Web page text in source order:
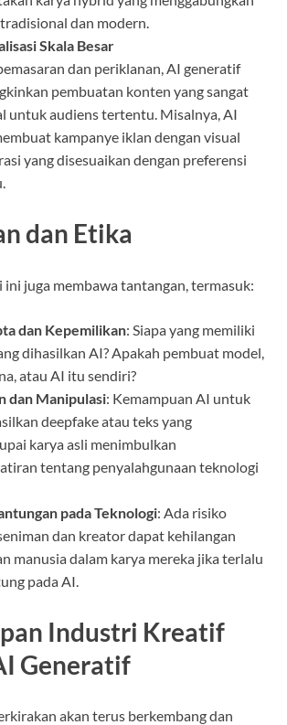
dan modern.
Skala Besar
dan periklanan, AI generatif
pembuatan konten yang sangat
untuk audiens tertentu. Misalnya, AI
kampanye iklan dengan visual
yang disesuaikan dengan preferensi
dan Etika
ini juga membawa tantangan, termasuk:
dan Kepemilikan: Siapa yang memiliki
dihasilkan AI? Apakah pembuat model,
atau AI itu sendiri?
dan Manipulasi: Kemampuan AI untuk
deepfake atau teks yang
karya asli menimbulkan
tentang penyalahgunaan teknologi
pada Teknologi: Ada risiko
dan kreator dapat kehilangan
manusia dalam karya mereka jika terlalu
pada AI.
Industri Kreatif
Generatif
akan terus berkembang dan